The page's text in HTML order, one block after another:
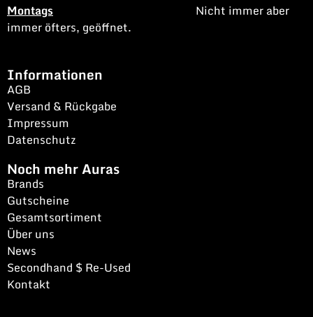
Montags
Nicht immer aber
immer öfters, geöffnet.
Informationen
AGB
Versand & Rückgabe
Impressum
Datenschutz
Noch mehr Auras
Brands
Gutscheine
Gesamtsortiment
Über uns
News
Secondhand $ Re-Used
Kontakt